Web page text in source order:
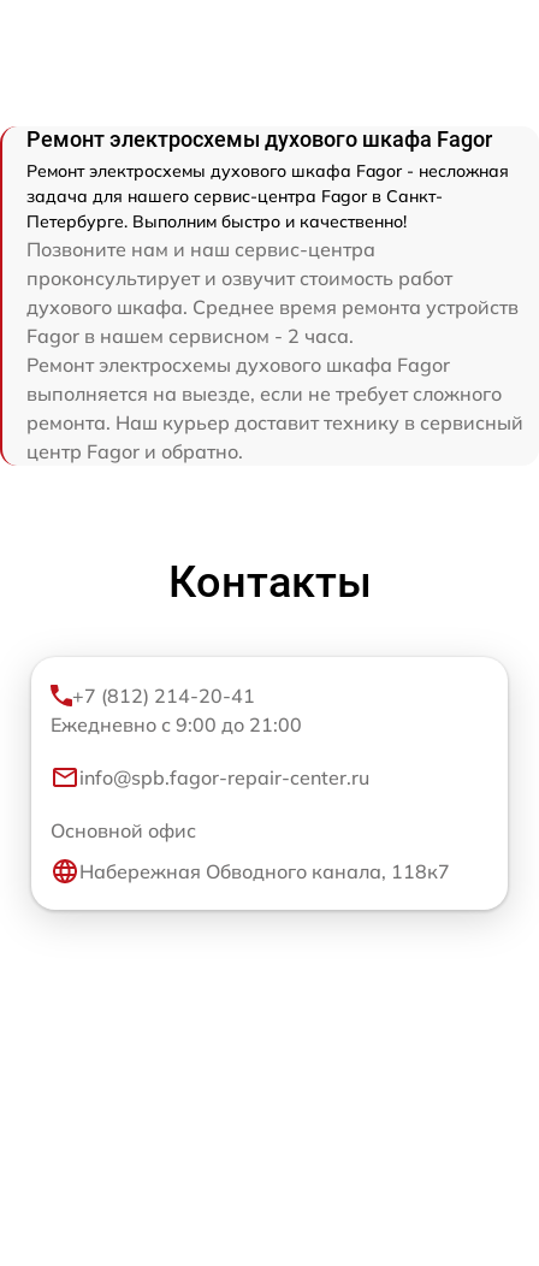
Ремонт электросхемы духового шкафа Fagor
Ремонт электросхемы духового шкафа Fagor - несложная
задача для нашего сервис-центра Fagor в Санкт-
Петербурге. Выполним быстро и качественно!
Позвоните нам и наш сервис-центра
проконсультирует и озвучит стоимость работ
духового шкафа. Среднее время ремонта устройств
Fagor в нашем сервисном - 2 часа.
Ремонт электросхемы духового шкафа Fagor
выполняется на выезде, если не требует сложного
ремонта. Наш курьер доставит технику в сервисный
центр Fagor и обратно.
Контакты
+7 (812) 214-20-41
Ежедневно с 9:00 до 21:00
info@spb.fagor-repair-center.ru
Основной офис
Набережная Обводного канала, 118к7